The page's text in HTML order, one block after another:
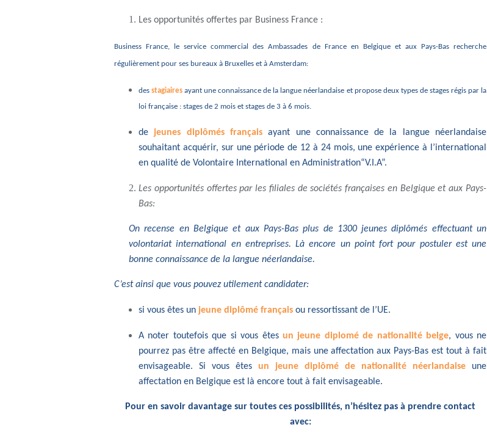
Les opportunités offertes par Business France :
Business France, le service commercial des Ambassades de France en Belgique et aux Pays-Bas recherche
régulièrement pour ses bureaux à Bruxelles et à Amsterdam:
desstagiaires ayant une connaissance de la langue néerlandaise et propose deux types de stages régis par la
loi française : stages de 2 mois et stages de 3 à 6 mois.
dejeunes diplômés françaisayant une connaissance de la langue néerlandaise
souhaitant acquérir, sur une période de 12 à 24 mois, une expérience à l’international
en qualité de Volontaire International en Administration“V.I.A”.
Les opportunités offertes par les filiales de sociétés françaises en Belgique et aux Pays-
Bas:
On recense en Belgique et aux Pays-Bas plus de 1300 jeunes diplômés effectuant un
volontariat international en entreprises. Là encore un point fort pour postuler est une
bonne connaissance de la langue néerlandaise.
C’est ainsi que vous pouvez utilement candidater:
si vous êtes un jeune diplômé français ou ressortissant de l’UE.
A noter toutefois que si vous êtes un jeune diplomé de nationalité belge, vous ne
pourrez pas être affecté en Belgique, mais une affectation aux Pays-Bas est tout à fait
envisageable. Si vous êtes un jeune diplômé de nationalité néerlandaise
une
affectation en Belgique est là encore tout à fait envisageable.
Pour en savoir davantage sur toutes ces possibilités, n’hésitez pas à prendre contact
avec: